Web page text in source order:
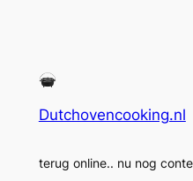
Dutchovencooking.nl
terug online.. nu nog